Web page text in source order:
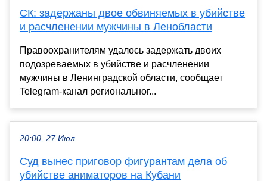
СК: задержаны двое обвиняемых в убийстве
и расчленении мужчины в Ленобласти
Правоохранителям удалось задержать двоих
подозреваемых в убийстве и расчленении
мужчины в Ленинградской области, сообщает
Telegram-канал региональног...
20:00, 27 Июл
Суд вынес приговор фигурантам дела об
убийстве аниматоров на Кубани